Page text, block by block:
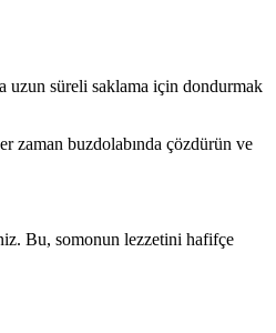
uzun süreli saklama için dondurmak
zaman buzdolabında çözdürün ve
Bu, somonun lezzetini hafifçe